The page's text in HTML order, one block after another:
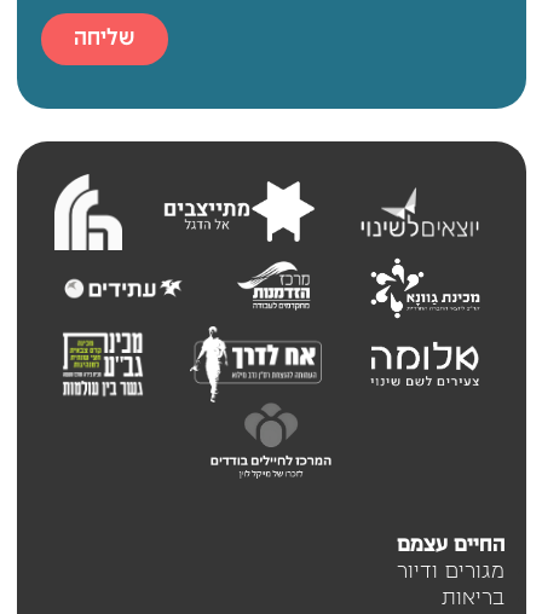
החיים עצמם
מגורים ודיור
בריאות